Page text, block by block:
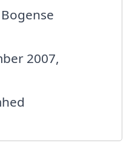
2007,